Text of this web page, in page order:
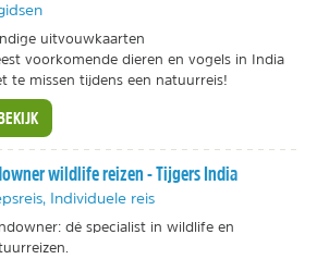
uitvouwkaarten
voorkomende dieren en vogels in India
te missen tijdens een natuurreis!
wildlife reizen - Tijgers India
Individuele reis
dé specialist in wildlife en